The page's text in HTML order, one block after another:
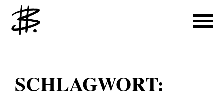
Schreiben
SCHLAGWORT: